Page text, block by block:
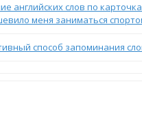
английских слов по
меня заниматься
способ запоминания